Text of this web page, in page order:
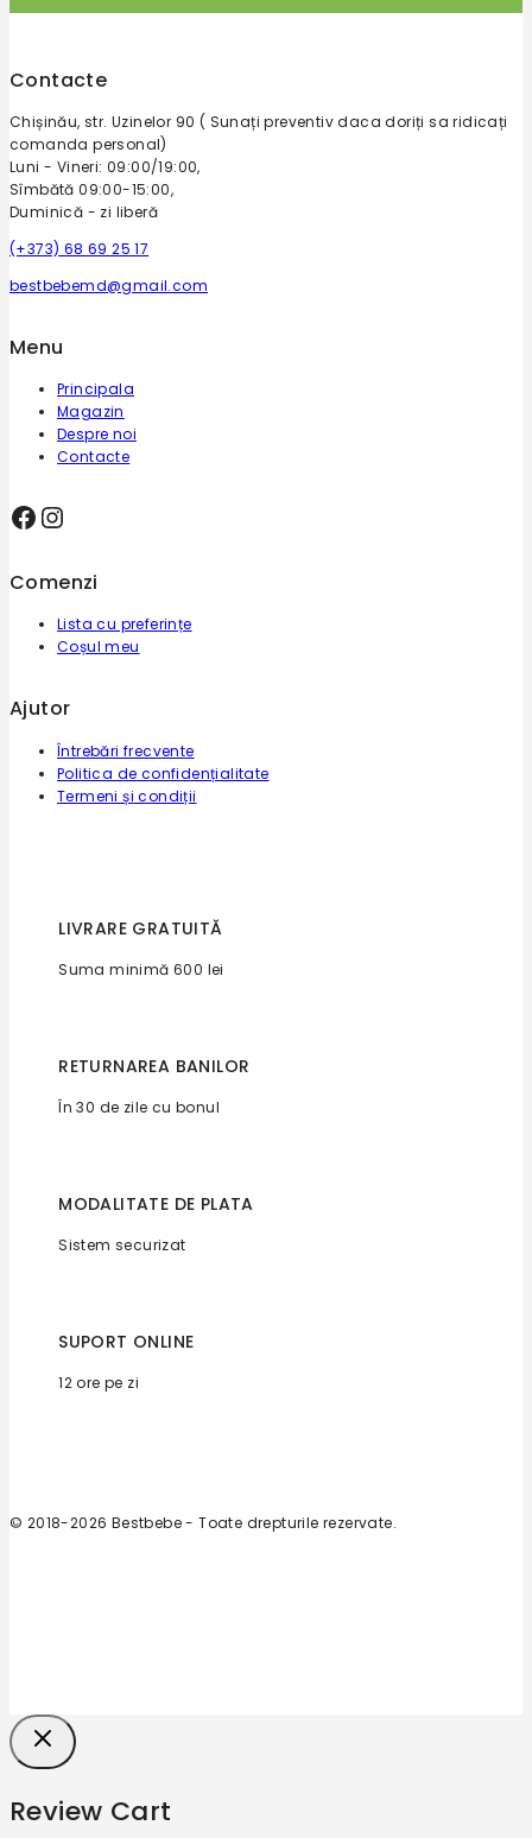
Contacte
Chișinău, str. Uzinelor 90 ( Sunați preventiv daca doriți sa ridicați
comanda personal)
Luni - Vineri: 09:00/19:00,
Sîmbătă 09:00-15:00,
Duminică - zi liberă
(+373) 68 69 25 17
bestbebemd@gmail.com
Menu
Principala
Magazin
Despre noi
Contacte
Facebook
Instagram
Comenzi
Lista cu preferințe
Coșul meu
Ajutor
Întrebări frecvente
Politica de confidențialitate
Termeni și condiții
LIVRARE GRATUITĂ
Suma minimă 600 lei
RETURNAREA BANILOR
În 30 de zile cu bonul
MODALITATE DE PLATA
Sistem securizat
SUPORT ONLINE
12 ore pe zi
© 2018-2026 Bestbebe - Toate drepturile rezervate.
Review Cart